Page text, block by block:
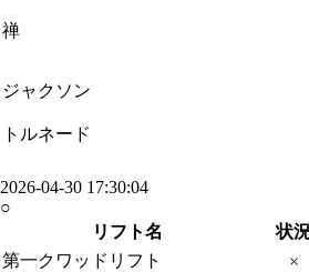
禅
ジャクソン
トルネード
2026-04-30 17:30:04
○
リフト名
状
第一クワッドリフト
×